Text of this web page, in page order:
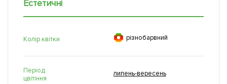
Естетичні
Колір квітки  рiзнобарвний
Період
цвітіння
липень-вересень